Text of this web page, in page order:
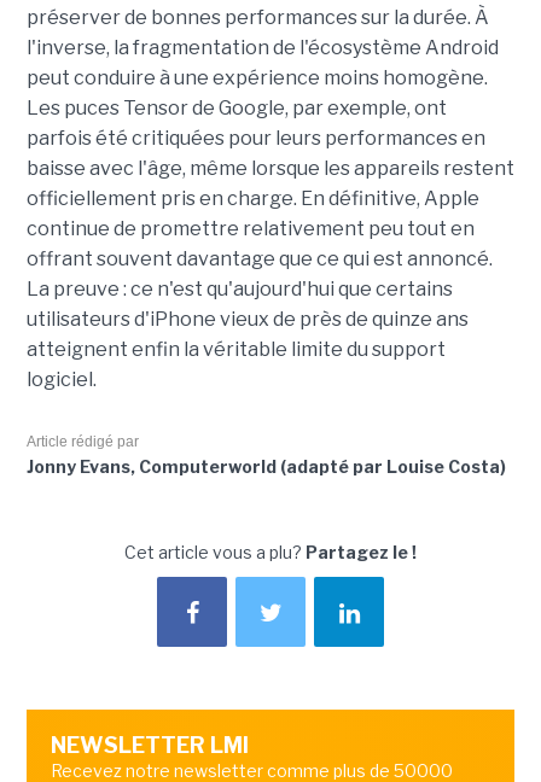
préserver de bonnes performances sur la durée. À
l'inverse, la fragmentation de l'écosystème Android
peut conduire à une expérience moins homogène.
Les puces Tensor de Google, par exemple, ont
parfois été critiquées pour leurs performances en
baisse avec l'âge, même lorsque les appareils restent
officiellement pris en charge. En définitive, Apple
continue de promettre relativement peu tout en
offrant souvent davantage que ce qui est annoncé.
La preuve : ce n'est qu'aujourd'hui que certains
utilisateurs d'iPhone vieux de près de quinze ans
atteignent enfin la véritable limite du support
logiciel.
Article rédigé par
Jonny Evans, Computerworld (adapté par Louise Costa)
Cet article vous a plu? Partagez le !
NEWSLETTER LMI
Recevez notre newsletter comme plus de 50000